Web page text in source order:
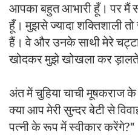
आपका बहुत आभारी हूँ। पर मैं
हूँ। मुझसे ज्यादा शक्तिशाली
हैं। वे और उनके साथी मेरे
खोदकर मुझे खोखला कर
अंत में चुहिया चाची मूषकराज
क्या आप मेरी सुन्दर बेटी से
पत्नी के रूप में स्वीकार करेंगे?"